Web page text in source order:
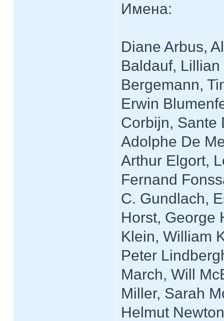
Имена:
Diane Arbus,
Baldauf,
Bergemann,
Erwin
Corbijn, Sante
Adolphe De
Arthur Elgort,
Fernand
C. Gundlach,
Horst, George
Klein, William
Peter
March, Will
Miller, Sarah
Helmut